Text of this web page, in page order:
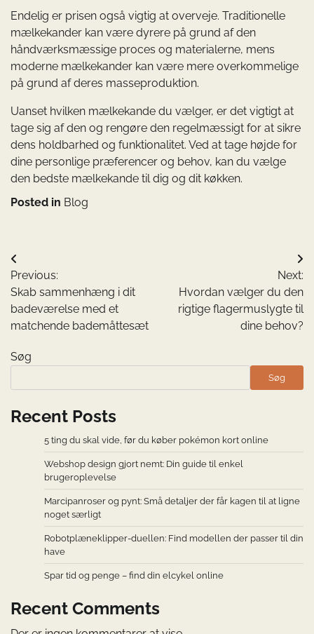
Endelig er prisen også vigtig at overveje. Traditionelle
mælkekander kan være dyrere på grund af den
håndværksmæssige proces og materialerne, mens
moderne mælkekander kan være mere overkommelige
på grund af deres masseproduktion.
Uanset hvilken mælkekande du vælger, er det vigtigt at
tage sig af den og rengøre den regelmæssigt for at sikre
dens holdbarhed og funktionalitet. Ved at tage højde for
dine personlige præferencer og behov, kan du vælge
den bedste mælkekande til dig og dit køkken.
Posted in Blog
Indlægsnavigation
Previous:
Skab sammenhæng i dit
badeværelse med et
matchende bademåttesæt
Next:
Hvordan vælger du den
rigtige flagermuslygte til
dine behov?
Søg
Søg
Recent Posts
5 ting du skal vide, før du køber pokémon kort online
Webshop design gjort nemt: Din guide til enkel
brugeroplevelse
Marcipanroser og pynt: Små detaljer der får kagen til at ligne
noget særligt
Robotplæneklipper-duellen: Find modellen der passer til din
have
Spar tid og penge – find din elcykel online
Recent Comments